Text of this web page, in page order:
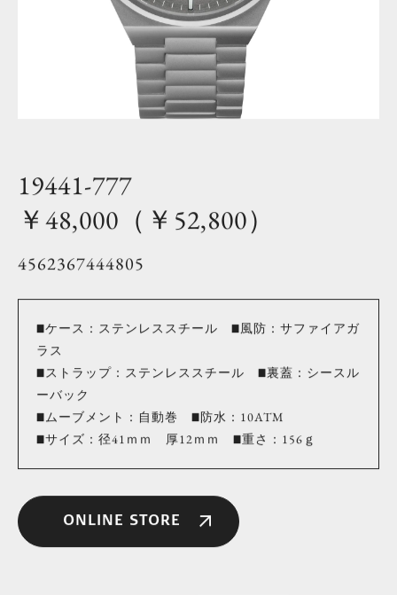
19441-777
￥48,000（￥52,800）
4562367444805
■ケース：ステンレススチール ■風防：サファイアガ
ラス
■ストラップ：ステンレススチール ■裏蓋：シースル
ーバック
■ムーブメント：自動巻 ■防水：10ATM
■サイズ：径41ｍｍ 厚12ｍｍ ■重さ：156ｇ
ONLINE STORE